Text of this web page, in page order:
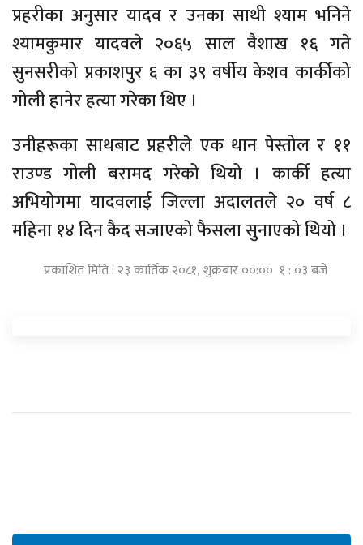
प्रहरीका अनुसार यादव र उनका साथी श्याम भनिने
श्यामकुमार यादवले २०६५ साल वैशाख १६ गते
सुनसरीको प्रकाशपुर ६ का ३९ वर्षीय केशव कार्कीको
गोली हानेर हत्या गरेका थिए ।
उनीहरूका साथबाट प्रहरीले एक थान पेस्तोल र ११
राउण्ड गोली बरामद गरेको थियो । कार्की हत्या
अभियोगमा यादवलाई जिल्ला अदालतले २० वर्ष ८
महिना १४ दिन कैद सजाएको फैसला सुनाएको थियो ।
प्रकाशित मिति : २३ कार्तिक २०८१, शुक्रबार ००:०० १ : ०३ बजे